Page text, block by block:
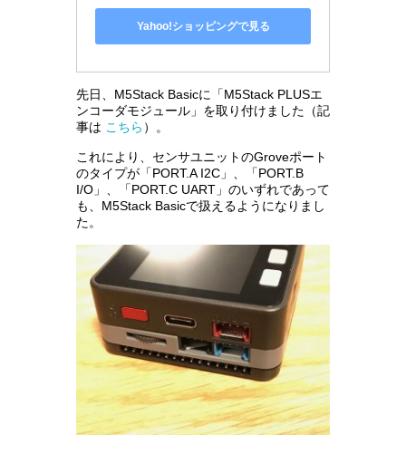
Yahoo!ショッピングで見る
先日、M5Stack Basicに「M5Stack PLUSエ
ンコーダモジュール」を取り付けました（記
事は こちら ）。
これにより、センサユニットのGroveポート
のタイプが「PORT.A I2C」、「PORT.B
I/O」、「PORT.C UART」のいずれであって
も、M5Stack Basicで扱えるようになりまし
た。